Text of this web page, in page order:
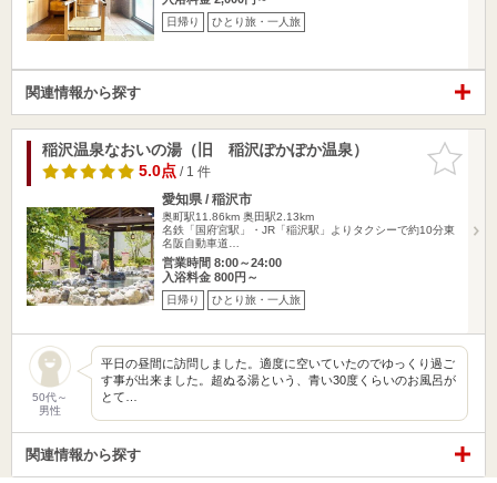
日帰り ひとり旅・一人旅
関連情報から探す
お気に入
りに追加
稲沢温泉なおいの湯（旧 稲沢ぽかぽか温泉）
5.0点/ 1 件
愛知県 / 稲沢市
奥町駅11.86km 奥田駅2.13km
名鉄「国府宮駅」・JR「稲沢駅」よりタクシーで約10分東
名阪自動車道…
営業時間 8:00～24:00
入浴料金 800円～
日帰り ひとり旅・一人旅
50代～
男性
平日の昼間に訪問しました。適度に空いていたのでゆっくり過ご
す事が出来ました。超ぬる湯という、青い30度くらいのお風呂が
とて…
関連情報から探す